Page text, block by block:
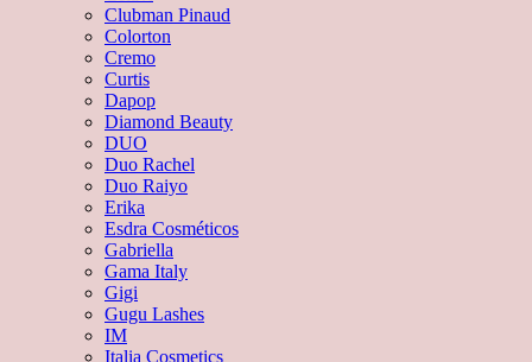
Clubman Pinaud
Colorton
Cremo
Curtis
Dapop
Diamond Beauty
DUO
Duo Rachel
Duo Raiyo
Erika
Esdra Cosméticos
Gabriella
Gama Italy
Gigi
Gugu Lashes
IM
Italia Cosmetics